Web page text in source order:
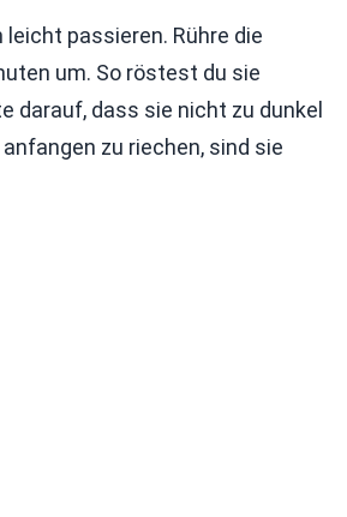
leicht passieren. Rühre die
um. So röstest du sie
darauf, dass sie nicht zu dunkel
zu riechen, sind sie